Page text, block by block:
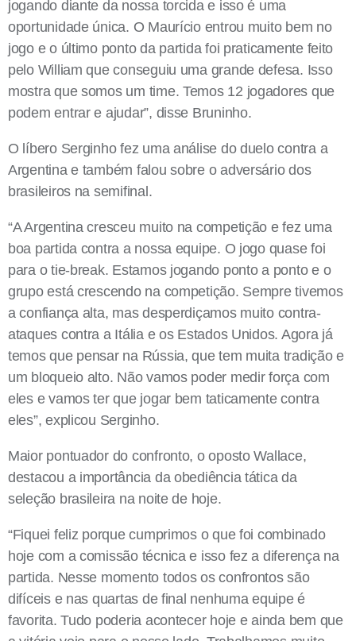
jogando diante da nossa torcida e isso é uma
oportunidade única. O Maurício entrou muito bem no
jogo e o último ponto da partida foi praticamente feito
pelo William que conseguiu uma grande defesa. Isso
mostra que somos um time. Temos 12 jogadores que
podem entrar e ajudar”, disse Bruninho.
O líbero Serginho fez uma análise do duelo contra a
Argentina e também falou sobre o adversário dos
brasileiros na semifinal.
“A Argentina cresceu muito na competição e fez uma
boa partida contra a nossa equipe. O jogo quase foi
para o tie-break. Estamos jogando ponto a ponto e o
grupo está crescendo na competição. Sempre tivemos
a confiança alta, mas desperdiçamos muito contra-
ataques contra a Itália e os Estados Unidos. Agora já
temos que pensar na Rússia, que tem muita tradição e
um bloqueio alto. Não vamos poder medir força com
eles e vamos ter que jogar bem taticamente contra
eles”, explicou Serginho.
Maior pontuador do confronto, o oposto Wallace,
destacou a importância da obediência tática da
seleção brasileira na noite de hoje.
“Fiquei feliz porque cumprimos o que foi combinado
hoje com a comissão técnica e isso fez a diferença na
partida. Nesse momento todos os confrontos são
difíceis e nas quartas de final nenhuma equipe é
favorita. Tudo poderia acontecer hoje e ainda bem que